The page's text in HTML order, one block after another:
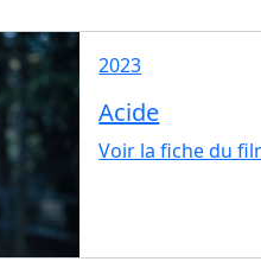
2023
Acide
Voir la fiche du